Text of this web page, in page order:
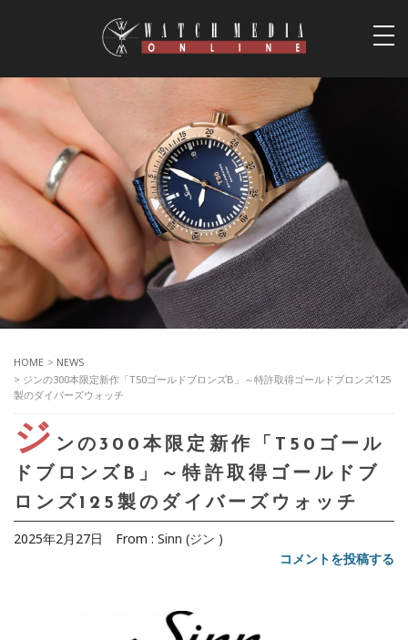
HOME > NEWS
> ジンの300本限定新作「T50ゴールドブロンズB」～特許取得ゴールドブロンズ125
製のダイバーズウォッチ
ジ ンの300本限定新作「T50ゴール
ドブロンズB」～特許取得ゴールドブ
ロンズ125製のダイバーズウォッチ
2025年2月27日 From : Sinn (ジン )
コメントを投稿する